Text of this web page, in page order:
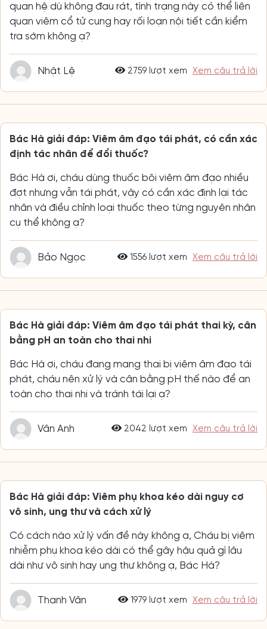
quan hệ dù không đau rát, tình trạng này có thể liên
quan viêm cổ tử cung hay rối loạn nội tiết cần kiểm
tra sớm không ạ?
Nhật Lệ 2759 lượt xem Xem câu trả lời
Bác Hà giải đáp: Viêm âm đạo tái phát, có cần xác
định tác nhân để đổi thuốc?
Bác Hà ơi, cháu dùng thuốc bôi viêm âm đạo nhiều
đợt nhưng vẫn tái phát, vậy có cần xác định lại tác
nhân và điều chỉnh loại thuốc theo từng nguyên nhân
cụ thể không ạ?
Bảo Ngọc 1556 lượt xem Xem câu trả lời
Bác Hà giải đáp: Viêm âm đạo tái phát thai kỳ, cân
bằng pH an toàn cho thai nhi
Bác Hà ơi, cháu đang mang thai bị viêm âm đạo tái
phát, cháu nên xử lý và cân bằng pH thế nào để an
toàn cho thai nhi và tránh tái lại ạ?
Vân Anh 2042 lượt xem Xem câu trả lời
Bác Hà giải đáp: Viêm phụ khoa kéo dài nguy cơ
vô sinh, ung thư và cách xử lý
Có cách nào xử lý vấn đề này không ạ, Cháu bị viêm
nhiễm phụ khoa kéo dài có thể gây hậu quả gì lâu
dài như vô sinh hay ung thư không ạ, Bác Hà?
Thanh Vân 1979 lượt xem Xem câu trả lời